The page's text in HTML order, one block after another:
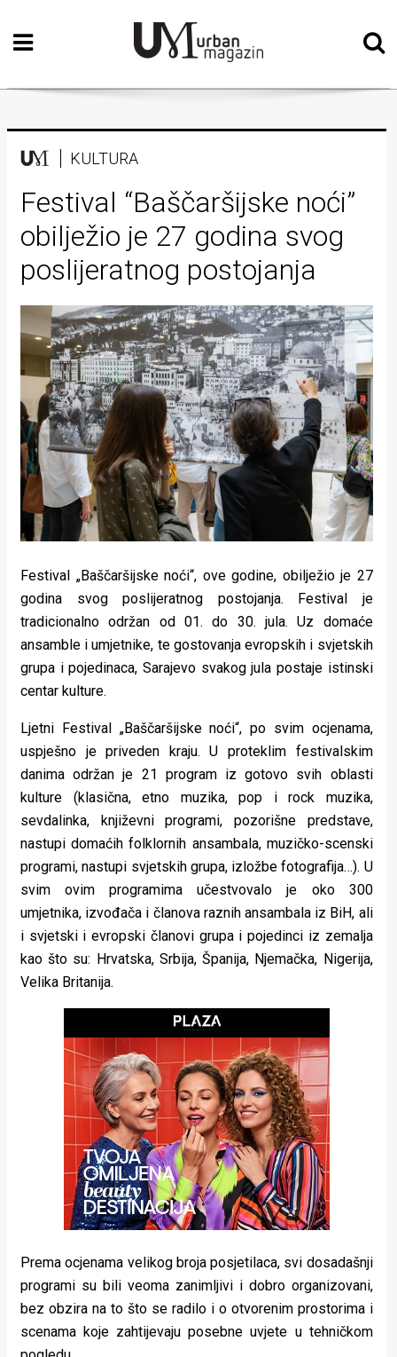
Početna
Vizualne
Teatar
Književnost
Muzika
Film
Intervju
Kolumne
Kultura
Lifestyle
Beauty
Fashion
Zdravlje
stolom
Život
u
Ideje
koje
Urban
Places
Aktivizam
Aktuelnosti
Promo
KULTURA
Festival “Baščaršijske noći”
obilježio je 27 godina svog
poslijeratnog postojanja
Festival „Baščaršijske noći“, ove godine, obilježio je 27
godina svog poslijeratnog postojanja. Festival je
tradicionalno održan od 01. do 30. jula. Uz domaće
ansamble i umjetnike, te gostovanja evropskih i svjetskih
grupa i pojedinaca, Sarajevo svakog jula postaje istinski
centar kulture.
Ljetni Festival „Baščaršijske noći“, po svim ocjenama,
uspješno je priveden kraju. U proteklim festivalskim
danima održan je 21 program iz gotovo svih oblasti
kulture (klasična, etno muzika, pop i rock muzika,
sevdalinka, književni programi, pozorišne predstave,
nastupi domaćih folklornih ansambala, muzičko-scenski
programi, nastupi svjetskih grupa, izložbe fotografija…). U
svim ovim programima učestvovalo je oko 300
umjetnika, izvođača i članova raznih ansambala iz BiH, ali
i svjetski i evropski članovi grupa i pojedinci iz zemalja
kao što su: Hrvatska, Srbija, Španija, Njemačka, Nigerija,
Velika Britanija.
Prema ocjenama velikog broja posjetilaca, svi dosadašnji
programi su bili veoma zanimljivi i dobro organizovani,
bez obzira na to što se radilo i o otvorenim prostorima i
scenama koje zahtijevaju posebne uvjete u tehničkom